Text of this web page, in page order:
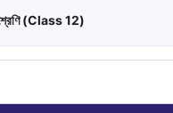
(Class 12)